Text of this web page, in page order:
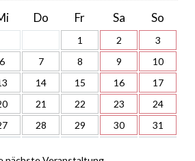
Do Fr Sa So
1 2
3
6 7 8 9
10
14 15 16
17
21 22 23
24
28 29 30 31